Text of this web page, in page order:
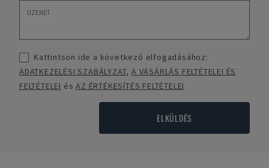
Kattintson ide a következő elfogadásához:
ADATKEZELÉSI SZABÁLYZAT,A VÁSÁRLÁS FELTÉTELEI ÉS
FELTÉTELEI ésAZ ÉRTÉKESÍTÉS FELTÉTELEI
ELKÜLDÉS